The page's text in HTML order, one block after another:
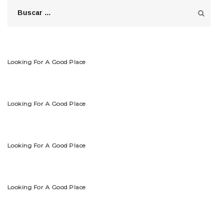
Looking For A Good Place
Looking For A Good Place
Looking For A Good Place
Looking For A Good Place